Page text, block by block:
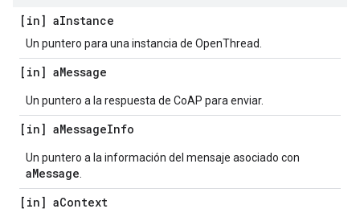
[in] aInstance
Un puntero para una instancia de OpenThread.
[in] aMessage
Un puntero a la respuesta de CoAP para enviar.
[in] aMessageInfo
Un puntero a la información del mensaje asociado con
aMessage
[in] aContext